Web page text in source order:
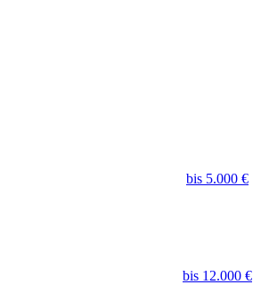
bis 5.000 €
bis 12.000 €